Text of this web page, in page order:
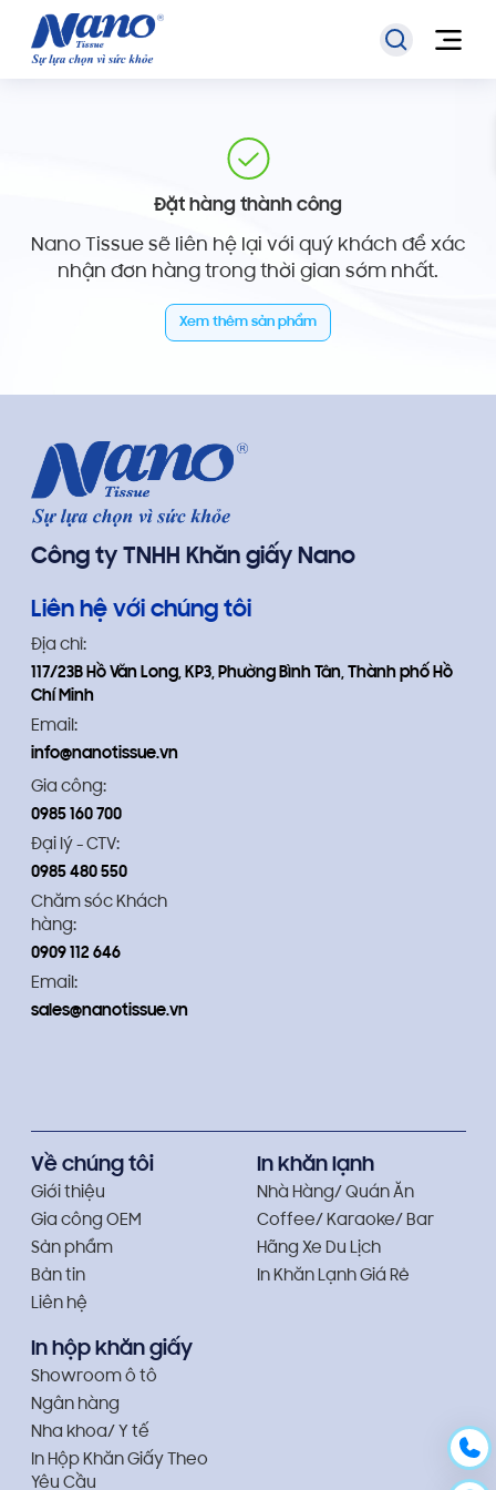
Đặt hàng thành công
Nano Tissue sẽ liên hệ lại với quý khách để xác
nhận đơn hàng trong thời gian sớm nhất.
Xem thêm sản phẩm
Công ty TNHH Khăn giấy Nano
Liên hệ với chúng tôi
Địa chỉ:
117/23B Hồ Văn Long, KP3, Phường Bình Tân, Thành phố Hồ
Chí Minh
Email:
info@nanotissue.vn
Gia công:
0985 160 700
Đại lý - CTV:
0985 480 550
Chăm sóc Khách
hàng:
0909 112 646
Email:
sales@nanotissue.vn
Về chúng tôi
Giới thiệu
Gia công OEM
Sản phẩm
Bản tin
Liên hệ
In khăn lạnh
Nhà Hàng/ Quán Ăn
Coffee/ Karaoke/ Bar
Hãng Xe Du Lịch
In Khăn Lạnh Giá Rẻ
In hộp khăn giấy
Showroom ô tô
Ngân hàng
Nha khoa/ Y tế
In Hộp Khăn Giấy Theo
Yêu Cầu